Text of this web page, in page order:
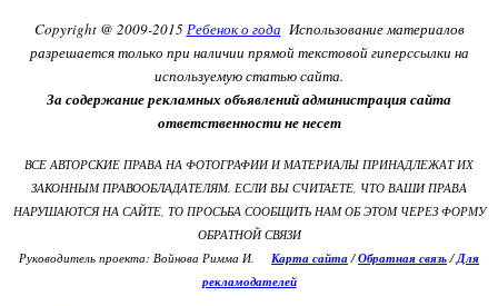
Copyright @ 2009-2015Ребенок о года Использование материалов
разрешается только при наличии прямой текстовой гиперссылки на
используемую статью сайта.
За содержание рекламных объявлений администрация сайта
ответственности не несет
ВСЕ АВТОРСКИЕ ПРАВА НА ФОТОГРАФИИ И МАТЕРИАЛЫ ПРИНАДЛЕЖАТ ИХ
ЗАКОННЫМ ПРАВООБЛАДАТЕЛЯМ. ЕСЛИ ВЫ СЧИТАЕТЕ, ЧТО ВАШИ ПРАВА
НАРУШАЮТСЯ НА САЙТЕ, ТО ПРОСЬБА СООБЩИТЬ НАМ ОБ ЭТОМ ЧЕРЕЗ ФОРМУ
ОБРАТНОЙ СВЯЗИ
Руководитель проекта: Войнова Римма И. Карта сайта/Обратная связь/Для
рекламодателей